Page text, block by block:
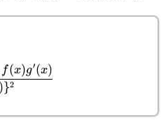
}2
f(x)g′(x)